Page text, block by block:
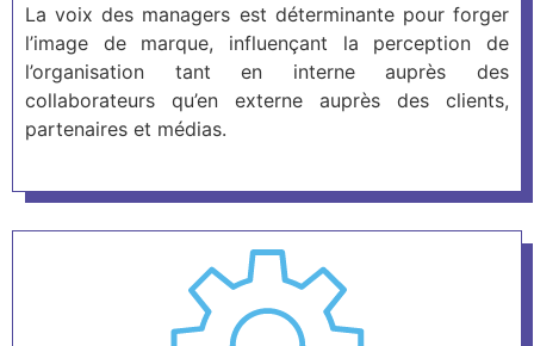
La voix des managers est déterminante pour forger
l’image de marque, influençant la perception de
l’organisation tant en interne auprès des
collaborateurs qu’en externe auprès des clients,
partenaires et médias.